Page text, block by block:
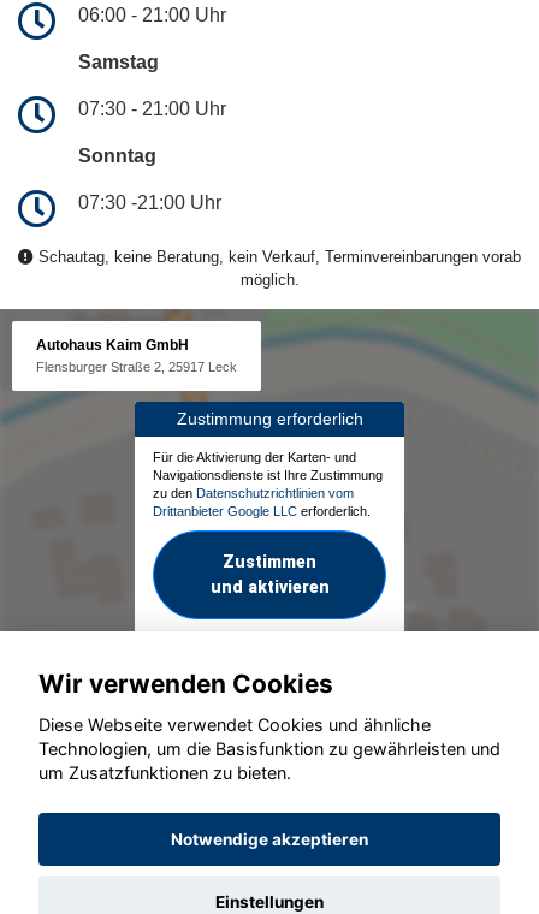
06:00 - 21:00 Uhr
Samstag
07:30 - 21:00 Uhr
Sonntag
07:30 -21:00 Uhr
Schautag, keine Beratung, kein Verkauf, Terminvereinbarungen vorab
möglich.
Autohaus Kaim GmbH
Flensburger Straße 2, 25917 Leck
Zustimmung erforderlich
Für die Aktivierung der Karten- und
Navigationsdienste ist Ihre Zustimmung
zu den Datenschutzrichtlinien vom
Drittanbieter Google LLC erforderlich.
Zustimmen
und aktivieren
© konjunkturmotor.de GmbH 2020 - 2026
Wir verwenden Cookies
Diese Webseite verwendet Cookies und ähnliche
Technologien, um die Basisfunktion zu gewährleisten und
um Zusatzfunktionen zu bieten.
Notwendige akzeptieren
Einstellungen